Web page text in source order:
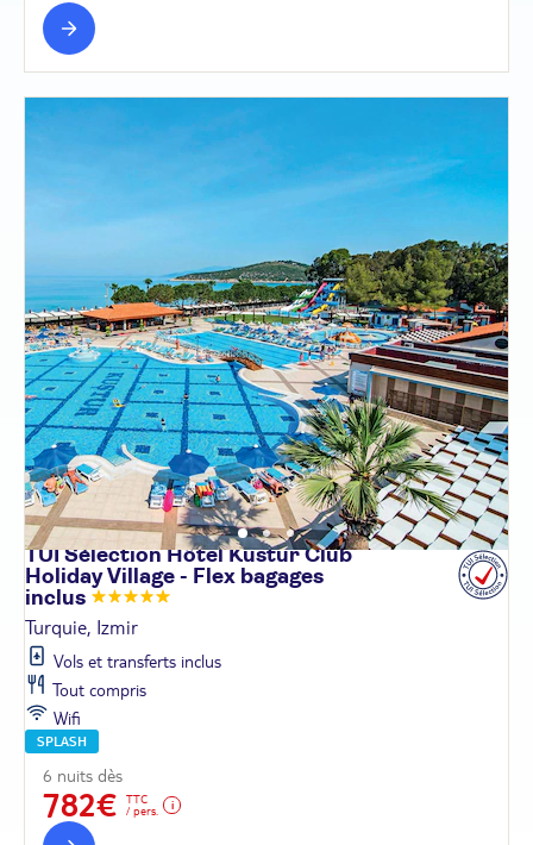
TUI Sélection Hôtel Kustur Club
Holiday Village - Flex bagages
inclus
Turquie, Izmir
Vols et transferts inclus
Tout compris
Wifi
SPLASH
6 nuits dès
782€
TTC
/ pers.